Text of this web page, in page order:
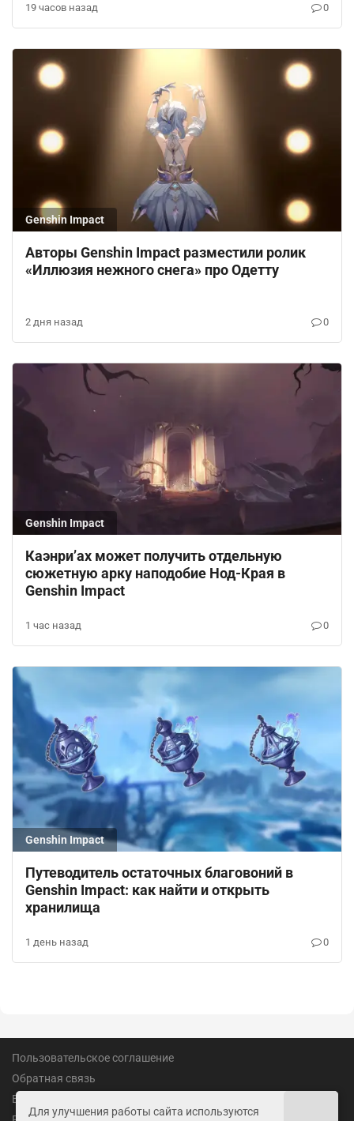
19 часов назад 0
Genshin Impact
Авторы Genshin Impact разместили ролик
«Иллюзия нежного снега» про Одетту
2 дня назад 0
Genshin Impact
Каэнри’ах может получить отдельную
сюжетную арку наподобие Нод-Края в
Genshin Impact
1 час назад 0
Genshin Impact
Путеводитель остаточных благовоний в
Genshin Impact: как найти и открыть
хранилища
1 день назад 0
Для улучшения работы сайта используются
Пользовательское соглашение
Обратная связь
Вакансии